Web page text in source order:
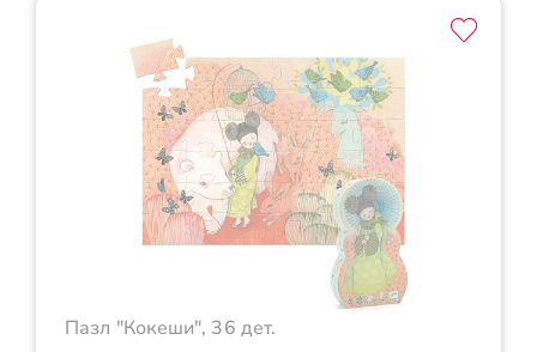
Пазл "Кокеши", 36 дет.